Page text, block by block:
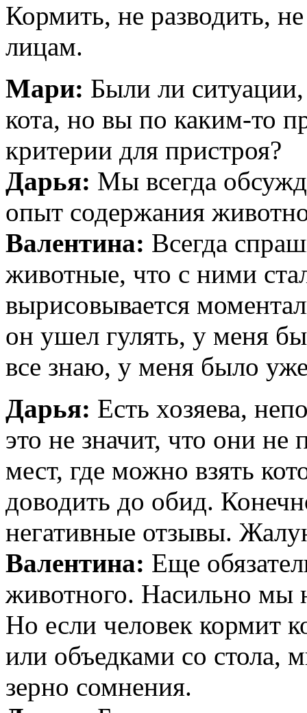
Кормить, не разводить,
лицам.
Мари: Были ли ситуации,
кота, но вы по каким-то
критерии для пристроя?
Дарья: Мы всегда
опыт содержания
Валентина: Всегда
животные, что с ними
вырисовывается
он ушел гулять, у меня
все знаю, у меня было
Дарья: Есть хозяева,
это не значит, что они
мест, где можно взять
доводить до обид.
негативные отзывы.
Валентина: Еще
животного. Насильно мы
Но если человек кормит
или объедками со стола,
зерно сомнения.